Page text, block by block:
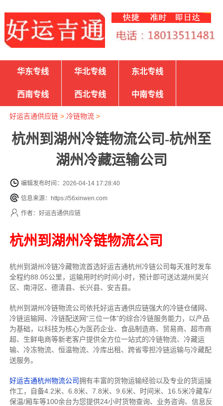
华东专线 华北专线 东北专线
西南专线 西北专线 中南专线
好运吉通供应链> 冷链物流>
杭州到湖州冷链物流公司-杭州至
湖州冷藏运输公司
编辑发布时间：2026-04-14 17:28:40
信息来源：https://56xinwen.com
作者：好运吉通供应链
杭州到湖州冷链物流公司
杭州到湖州冷链冷藏物流首选好运吉通杭州冷链公司每天准时发车
全程约88.05公里，运输用时约时间小时，预计即可送达湖州吴兴
区、南浔区、德清县、长兴县、安吉县。
杭州到湖州冷链物流公司依托好运吉通供应链强大的冷链仓储网、
冷链运输网、冷链配送网“三位一体”的综合冷链服务能力，以产品
为基础，以科技为核心为医药企业、食品制造商、贸易商、超市商
超、生鲜电商等新老客户提供全方位一站式的冷链物流、冷藏运
输、冷冻物流、恒温物流、冷库出租、跨省零担冷链运输与冷藏配
送服务。
好运吉通杭州物流公司拥有丰富的货物运输经验以及专业的货运操
作工，自备4.2米、6.8米、7.8米、9.6米、时间米、16.5米冷藏车/
保温/厢车等100余台为您提供24小时货物查询、业务咨询、信息反